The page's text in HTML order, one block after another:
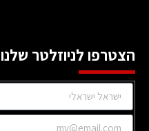
הצטרפו לניוזלטר שלנו